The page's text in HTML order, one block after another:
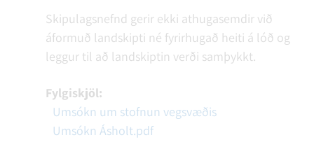
Skipulagsnefnd gerir ekki athugasemdir við
áformuð landskipti né fyrirhugað heiti á lóð og
leggur til að landskiptin verði samþykkt.
Fylgiskjöl:
Umsókn um stofnun vegsvæðis
Umsókn Ásholt.pdf